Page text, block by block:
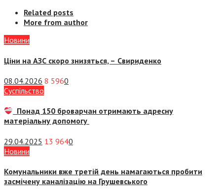
Related posts
More from author
Новини
Ціни на АЗС скоро знизяться, – Свириденко
08.04.2026 8 5960
Суспiльство
Понад 150 броварчан отримають адресну
матеріальну допомогу
29.04.2025 13 9640
Новини
Комунальники вже третій день намагаються пробити
засмічену каналізацію на Грушевського